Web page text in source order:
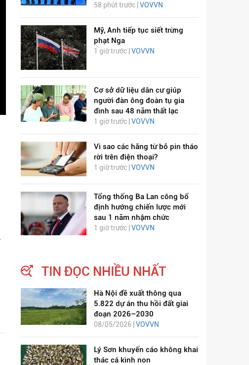
58 phút trước | VOVVN
Mỹ, Anh tiếp tục siết trừng
phạt Nga
1 giờ trước | VOVVN
Cơ sở dữ liệu dân cư giúp
người đàn ông đoàn tụ gia
đình sau 48 năm thất lạc
1 giờ trước | VOVVN
Vì sao các hãng từ bỏ pin tháo
rời trên điện thoại?
1 giờ trước | VOVVN
Tổng thống Ba Lan công bố
định hướng chiến lược mới
sau 1 năm nhậm chức
1 giờ trước |VOVVN
TIN ĐỌC NHIỀU NHẤT
Hà Nội đề xuất thông qua
5.822 dự án thu hồi đất giai
đoạn 2026–2030
08/05/2026 | VOVVN
Lý Sơn khuyến cáo không khai
thác cá kình non